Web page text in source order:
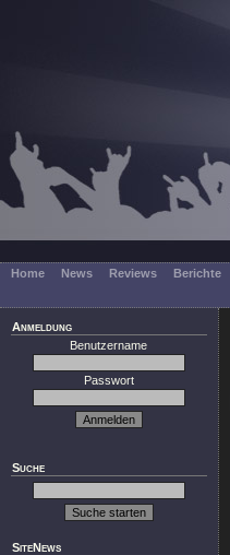
Home News Reviews Berichte
Anmeldung
Benutzername
Passwort
Suche
SiteNews